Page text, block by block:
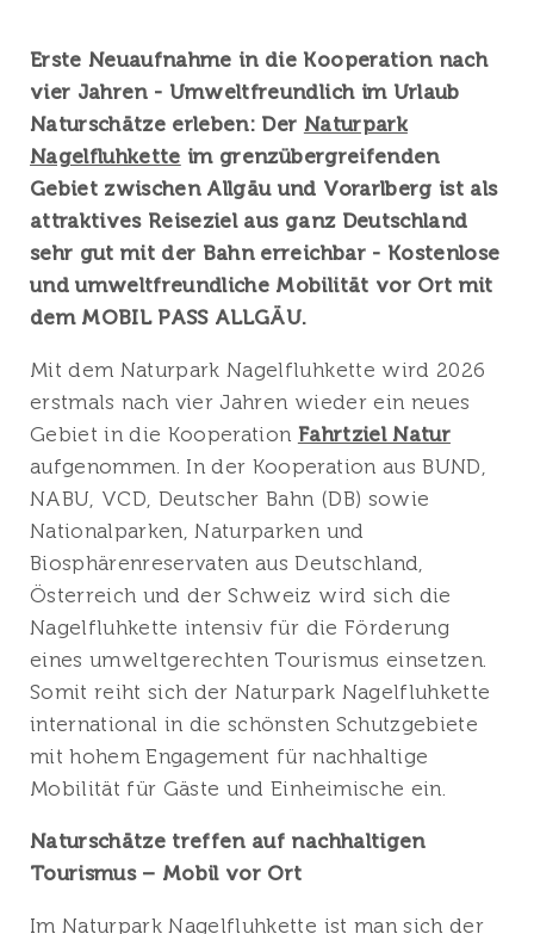
Erste Neuaufnahme in die Kooperation nach
vier Jahren - Umweltfreundlich im Urlaub
Naturschätze erleben: Der Naturpark
Nagelfluhkette im grenzübergreifenden
Gebiet zwischen Allgäu und Vorarlberg ist als
attraktives Reiseziel aus ganz Deutschland
sehr gut mit der Bahn erreichbar - Kostenlose
und umweltfreundliche Mobilität vor Ort mit
dem MOBIL PASS ALLGÄU.
Mit dem Naturpark Nagelfluhkette wird 2026
erstmals nach vier Jahren wieder ein neues
Gebiet in die Kooperation Fahrtziel Natur
aufgenommen. In der Kooperation aus BUND,
NABU, VCD, Deutscher Bahn (DB) sowie
Nationalparken, Naturparken und
Biosphärenreservaten aus Deutschland,
Österreich und der Schweiz wird sich die
Nagelfluhkette intensiv für die Förderung
eines umweltgerechten Tourismus einsetzen.
Somit reiht sich der Naturpark Nagelfluhkette
international in die schönsten Schutzgebiete
mit hohem Engagement für nachhaltige
Mobilität für Gäste und Einheimische ein.
Naturschätze treffen auf nachhaltigen
Tourismus – Mobil vor Ort
Im Naturpark Nagelfluhkette ist man sich der